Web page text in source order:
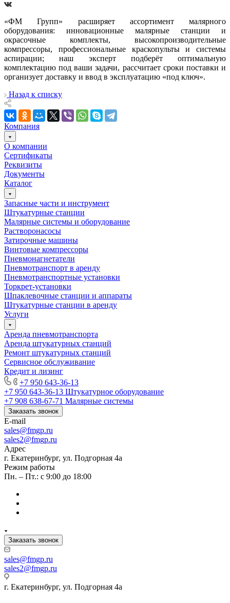
«ФМ Групп» расширяет ассортимент малярного
оборудования: инновационные малярные станции и
окрасочные комплекты, высокопроизводительные
компрессоры, профессиональные краскопульты и системы
аспирации; наш эксперт подберёт оптимальную
комплектацию под ваши задачи, рассчитает сроки поставки и
организует доставку и ввод в эксплуатацию «под ключ».
Назад к списку
Компания
О компании
Сертификаты
Реквизиты
Документы
Каталог
Запасные части и инструмент
Штукатурные станции
Малярные системы и оборудование
Растворонасосы
Затирочные машины
Винтовые компрессоры
Пневмонагнетатели
Пневмотранспорт в аренду
Пневмотранспортные установки
Торкрет-установки
Шпаклевочные станции и аппараты
Штукатурные станции в аренду
Услуги
Аренда пневмотранспорта
Аренда штукатурных станций
Ремонт штукатурных станций
Сервисное обслуживание
Кредит и лизинг
+7 950 643-36-13
+7 950 643-36-13 Штукатурное оборудование
+7 908 638-67-71 Малярные системы
Заказать звонок
E-mail
sales@fmgp.ru
sales2@fmgp.ru
Адрес
г. Екатеринбург, ул. Подгорная 4а
Режим работы
Пн. – Пт.: с 9:00 до 18:00
Заказать звонок
sales@fmgp.ru
sales2@fmgp.ru
г. Екатеринбург, ул. Подгорная 4а